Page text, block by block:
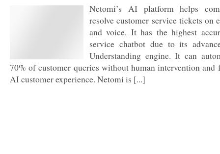
Netomi’s AI platform helps
resolve customer service tickets on
and voice. It has the highest
service chatbot due to its
Understanding engine. It can
70% of customer queries without human intervention and
AI customer experience. Netomi is [...]